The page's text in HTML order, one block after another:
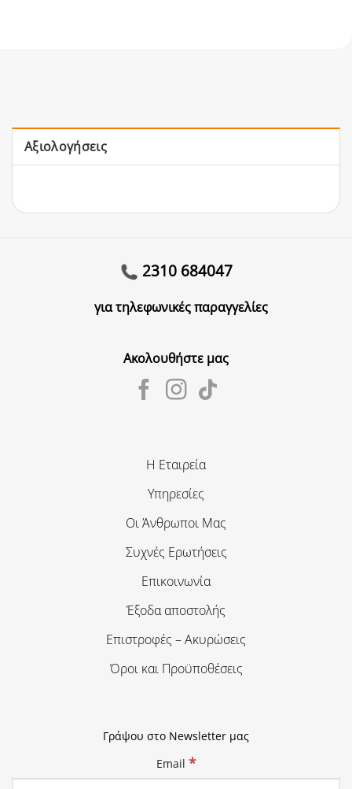
Αξιολογήσεις
2310 684047
για τηλεφωνικές παραγγελίες
Ακολουθήστε μας
Η Εταιρεία
Υπηρεσίες
Οι Άνθρωποι Μας
Συχνές Ερωτήσεις
Επικοινωνία
Έξοδα αποστολής
Επιστροφές – Ακυρώσεις
Όροι και Προϋποθέσεις
Γράψου στο Newsletter μας
Email *